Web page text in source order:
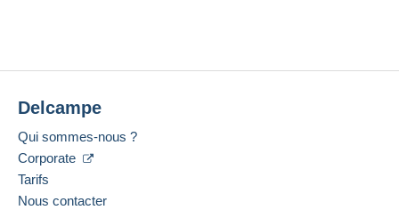
Delcampe
Qui sommes-nous ?
Corporate
Tarifs
Nous contacter